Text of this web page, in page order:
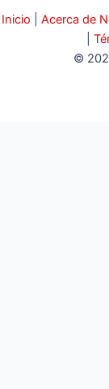
Inicio Acerca de
©